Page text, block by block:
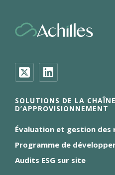
SOLUTIONS DE LA CHAÎNE
D’APPROVISIONNEMENT
Évaluation et gestion des
Programme de
Audits ESG sur site